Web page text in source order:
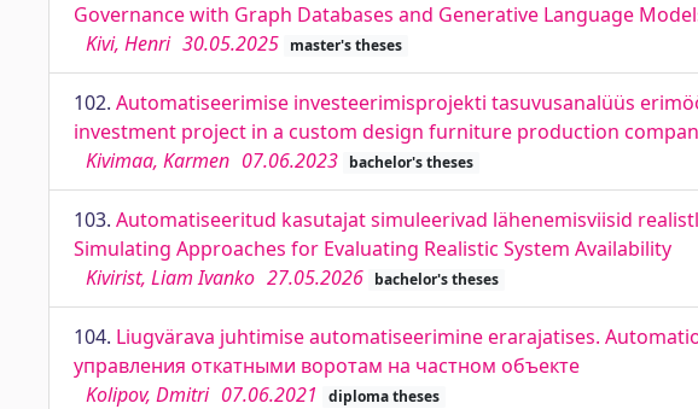
Governance with Graph Databases and Generative Language
Kivi, Henri 30.05.2025 master's theses
102. Automatiseerimise investeerimisprojekti tasuvusanalüüs
investment project in a custom design furniture production
Kivimaa, Karmen 07.06.2023 bachelor's theses
103. Automatiseeritud kasutajat simuleerivad lähenemisviisid
Simulating Approaches for Evaluating Realistic System Availability
Kivirist, Liam Ivanko 27.05.2026 bachelor's theses
104. Liugvärava juhtimise automatiseerimine erarajatises.
управления откатными воротам на частном объекте
Kolipov, Dmitri 07.06.2021 diploma theses